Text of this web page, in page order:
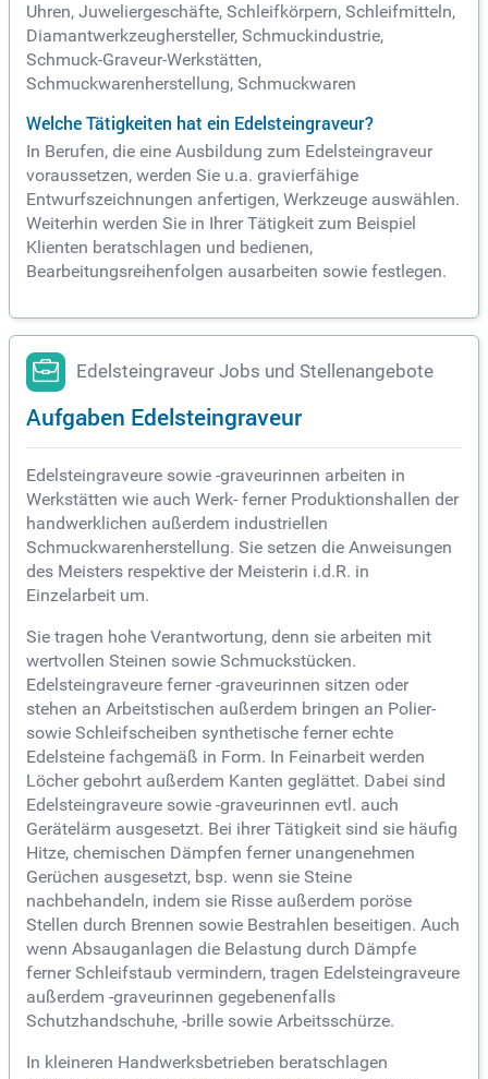
Uhren, Juweliergeschäfte, Schleifkörpern, Schleifmitteln,
Diamantwerkzeughersteller, Schmuckindustrie,
Schmuck-Graveur-Werkstätten,
Schmuckwarenherstellung, Schmuckwaren
Welche Tätigkeiten hat ein Edelsteingraveur?
In Berufen, die eine Ausbildung zum Edelsteingraveur
voraussetzen, werden Sie u.a. gravierfähige
Entwurfszeichnungen anfertigen, Werkzeuge auswählen.
Weiterhin werden Sie in Ihrer Tätigkeit zum Beispiel
Klienten beratschlagen und bedienen,
Bearbeitungsreihenfolgen ausarbeiten sowie festlegen.
Edelsteingraveur Jobs und Stellenangebote
Aufgaben Edelsteingraveur
Edelsteingraveure sowie -graveurinnen arbeiten in
Werkstätten wie auch Werk- ferner Produktionshallen der
handwerklichen außerdem industriellen
Schmuckwarenherstellung. Sie setzen die Anweisungen
des Meisters respektive der Meisterin i.d.R. in
Einzelarbeit um.
Sie tragen hohe Verantwortung, denn sie arbeiten mit
wertvollen Steinen sowie Schmuckstücken.
Edelsteingraveure ferner -graveurinnen sitzen oder
stehen an Arbeitstischen außerdem bringen an Polier-
sowie Schleifscheiben synthetische ferner echte
Edelsteine fachgemäß in Form. In Feinarbeit werden
Löcher gebohrt außerdem Kanten geglättet. Dabei sind
Edelsteingraveure sowie -graveurinnen evtl. auch
Gerätelärm ausgesetzt. Bei ihrer Tätigkeit sind sie häufig
Hitze, chemischen Dämpfen ferner unangenehmen
Gerüchen ausgesetzt, bsp. wenn sie Steine
nachbehandeln, indem sie Risse außerdem poröse
Stellen durch Brennen sowie Bestrahlen beseitigen. Auch
wenn Absauganlagen die Belastung durch Dämpfe
ferner Schleifstaub vermindern, tragen Edelsteingraveure
außerdem -graveurinnen gegebenenfalls
Schutzhandschuhe, -brille sowie Arbeitsschürze.
In kleineren Handwerksbetrieben beratschlagen